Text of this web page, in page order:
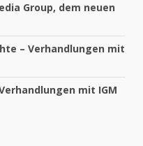
Group, dem neuen
– Verhandlungen mit
mit IGM